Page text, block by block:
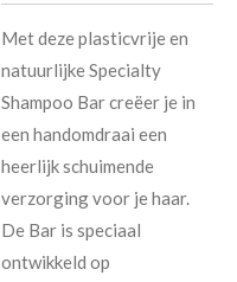
Met deze plasticvrije en
natuurlijke Specialty
Shampoo Bar creëer je in
een handomdraai een
heerlijk schuimende
verzorging voor je haar.
De Bar is speciaal
ontwikkeld op